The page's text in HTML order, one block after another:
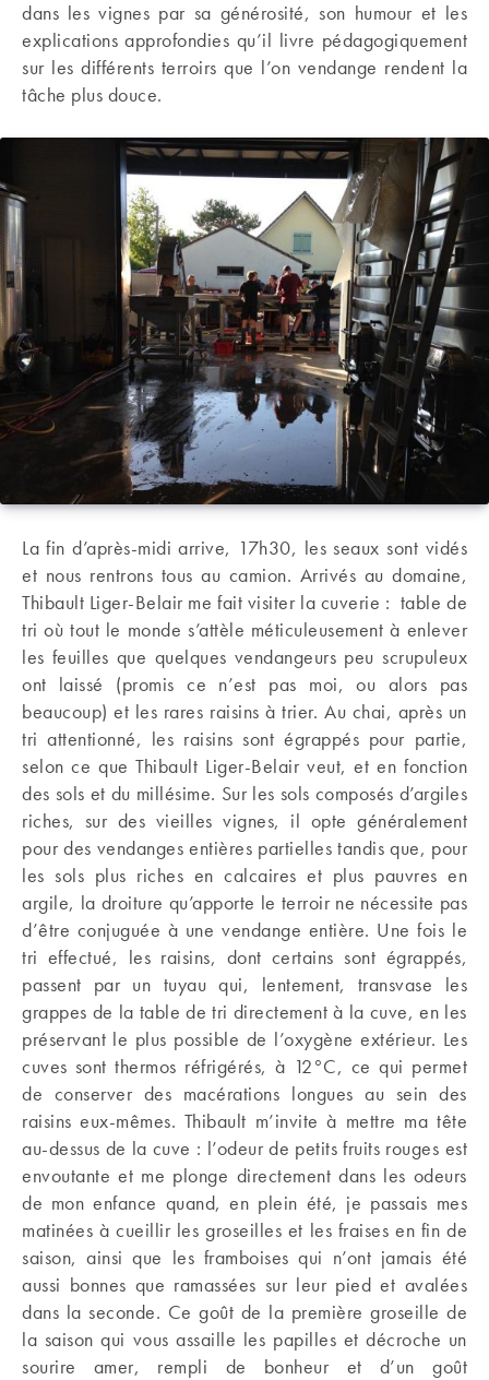
dans les vignes par sa générosité, son humour et les
explications approfondies qu’il livre pédagogiquement
sur les différents terroirs que l’on vendange rendent la
tâche plus douce.
La fin d’après-midi arrive, 17h30, les seaux sont vidés
et nous rentrons tous au camion. Arrivés au domaine,
Thibault Liger-Belair me fait visiter la cuverie : table de
tri où tout le monde s’attèle méticuleusement à enlever
les feuilles que quelques vendangeurs peu scrupuleux
ont laissé (promis ce n’est pas moi, ou alors pas
beaucoup) et les rares raisins à trier. Au chai, après un
tri attentionné, les raisins sont égrappés pour partie,
selon ce que Thibault Liger-Belair veut, et en fonction
des sols et du millésime. Sur les sols composés d’argiles
riches, sur des vieilles vignes, il opte généralement
pour des vendanges entières partielles tandis que, pour
les sols plus riches en calcaires et plus pauvres en
argile, la droiture qu’apporte le terroir ne nécessite pas
d’être conjuguée à une vendange entière. Une fois le
tri effectué, les raisins, dont certains sont égrappés,
passent par un tuyau qui, lentement, transvase les
grappes de la table de tri directement à la cuve, en les
préservant le plus possible de l’oxygène extérieur. Les
cuves sont thermos réfrigérés, à 12°C, ce qui permet
de conserver des macérations longues au sein des
raisins eux-mêmes. Thibault m’invite à mettre ma tête
au-dessus de la cuve : l’odeur de petits fruits rouges est
envoutante et me plonge directement dans les odeurs
de mon enfance quand, en plein été, je passais mes
matinées à cueillir les groseilles et les fraises en fin de
saison, ainsi que les framboises qui n’ont jamais été
aussi bonnes que ramassées sur leur pied et avalées
dans la seconde. Ce goût de la première groseille de
la saison qui vous assaille les papilles et décroche un
sourire amer, rempli de bonheur et d’un goût